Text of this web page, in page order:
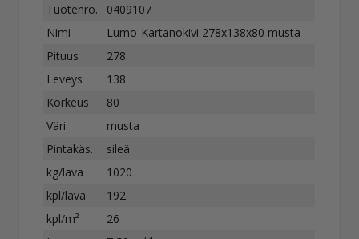
Tuotenro.
0409107
Nimi
Lumo-Kartanokivi 278x138x80 musta
Pituus
278
Leveys
138
Korkeus
80
Väri
musta
Pintakäs.
sileä
kg/lava
1020
kpl/lava
192
kpl/m²
26